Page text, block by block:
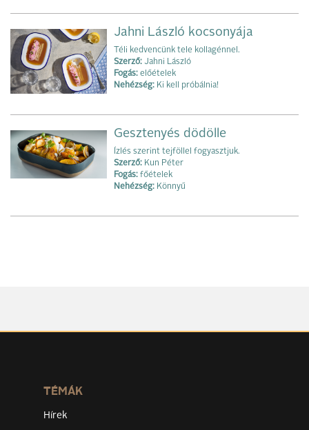
Jahni László kocsonyája
Téli kedvencünk tele kollagénnel.
Szerző: Jahni László
Fogás: előételek
Nehézség: Ki kell próbálnia!
Gesztenyés dödölle
Ízlés szerint tejföllel fogyasztjuk.
Szerző: Kun Péter
Fogás: főételek
Nehézség: Könnyű
TÉMÁK
Hírek